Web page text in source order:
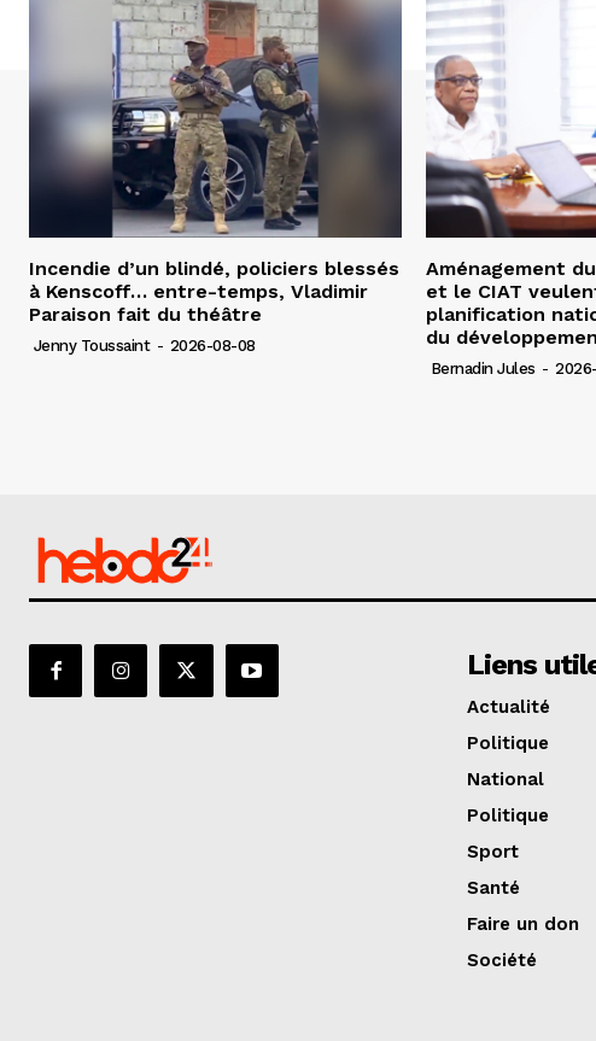
Incendie d’un blindé, policiers blessés
à Kenscoff… entre-temps, Vladimir
Paraison fait du théâtre
Jenny Toussaint - 2026-08-08
Aménagement
et le CIAT
planification
du
Bernadin Jules -
Liens
Actualité
Politique
National
Politique
Sport
Santé
Faire un don
Société